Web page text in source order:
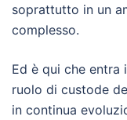
soprattutto in un
complesso.
Ed è qui che entra
ruolo di custode
in continua